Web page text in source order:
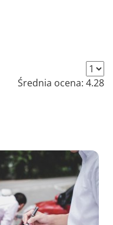
Średnia ocena: 4.28